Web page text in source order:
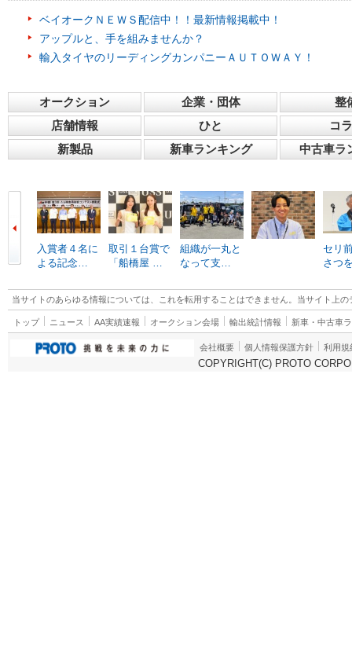
ベイオークＮＥＷＳ配信中！！最新情報掲載中！
アップルと、手を組みませんか？
輸入タイヤのリーディングカンパニーＡＵＴＯＷＡＹ！
オークション 企業・団体
整
店舗情報
ひと
コ
新製品
新車ランキング 中古車ラ
入賞者４名に
よる記念…
取引１台賞で
「船橋屋 …
組織が一丸と
なって支…
セリ
さつ
当サイトのあらゆる情報については、これを転用することはできません。当サイト上
トップ ニュース AA実績速報 オークション会場 輸出統計情報 新車・中古車
会社概要 個人情報保護方針 利用規
COPYRIGHT(C) PROTO